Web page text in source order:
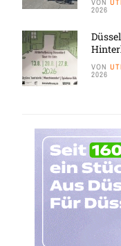
VON
2026
VON
2026